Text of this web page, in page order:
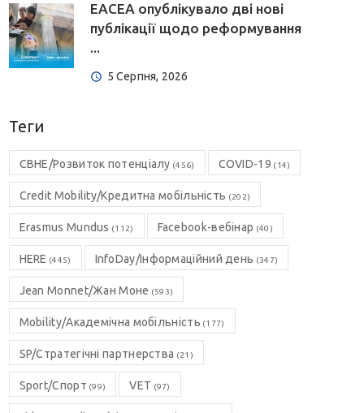
EACEA опублікувало дві нові
публікації щодо реформування
...
5 Серпня, 2026
Теги
CBHE/Розвиток потенціалу (456) COVID-19 (14)
Credit Mobility/Кредитна мобільність (202)
Erasmus Mundus (112) Facebook-вебінар (40)
HERE (445) InfoDay/Інформаційний день (347)
Jean Monnet/Жан Моне (593)
Mobility/Академічна мобільність (177)
SP/Стратегічні партнерства (21)
Sport/Спорт (99) VET (97)